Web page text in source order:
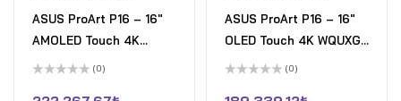
ASUS ProArt P16 – 16"
AMOLED Touch 4K
WQUXGA 60Hz Gaming
üzerinden
(0)
ASUS ProArt P16 – 16"
OLED Touch 4K WQUXGA
60Hz Dokunmatik
üzerinden
(0)